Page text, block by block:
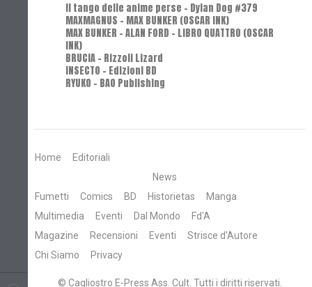
Il tango delle anime perse - Dylan Dog #379
MAXMAGNUS – MAX BUNKER (OSCAR INK)
MAX BUNKER – ALAN FORD – LIBRO QUATTRO (OSCAR
INK)
BRUCIA - Rizzoli Lizard
INSECTO - Edizioni BD
RYUKO - BAO Publishing
Home
Editoriali
News
Fumetti
Comics BD Historietas
Manga
Multimedia
Eventi Dal Mondo
Fd'A
Magazine
Recensioni Eventi
Strisce d'Autore
Chi Siamo
Privacy
© Cagliostro E-Press Ass. Cult. Tutti i diritti riservati.